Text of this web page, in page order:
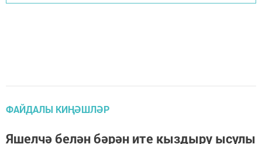
ФАЙДАЛЫ КИҢӘШЛӘР
Яшелчә белән бәрән ите кыздыру ысулы